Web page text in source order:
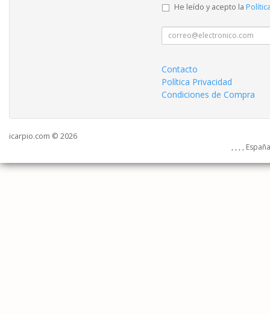
He leído y acepto la
Contacto
Política Privacidad
Condiciones de Compra
icarpio.com © 2026
, , , ,